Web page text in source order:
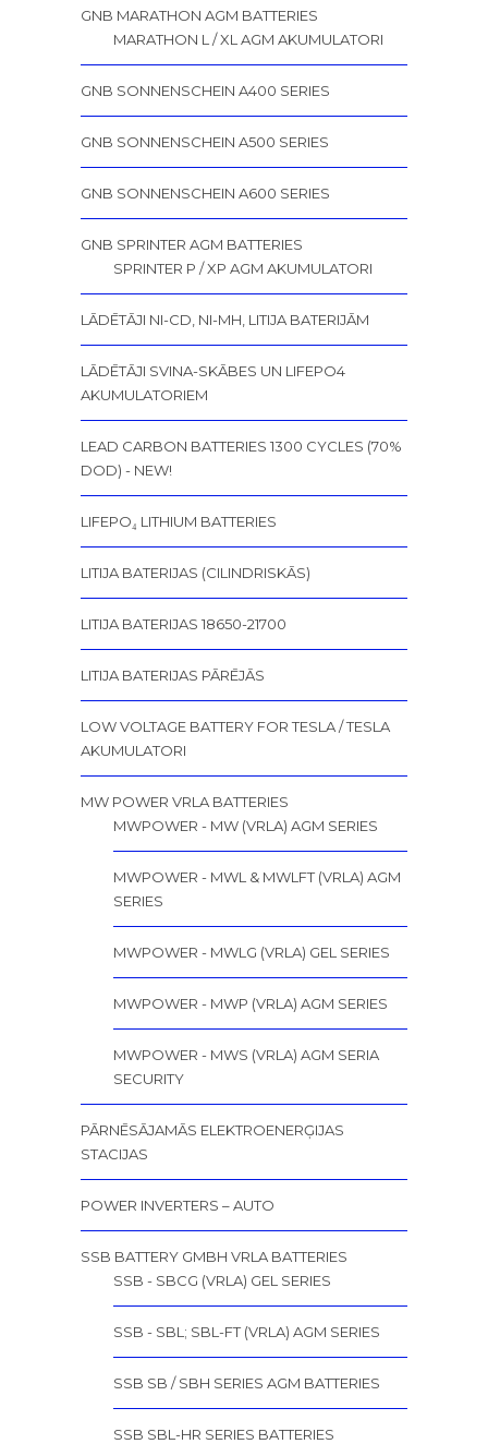
GNB MARATHON AGM BATTERIES
MARATHON L / XL AGM AKUMULATORI
GNB SONNENSCHEIN A400 SERIES
GNB SONNENSCHEIN A500 SERIES
GNB SONNENSCHEIN A600 SERIES
GNB SPRINTER AGM BATTERIES
SPRINTER P / XP AGM AKUMULATORI
LĀDĒTĀJI NI-CD, NI-MH, LITIJA BATERIJĀM
LĀDĒTĀJI SVINA-SKĀBES UN LIFEPO4
AKUMULATORIEM
LEAD CARBON BATTERIES 1300 CYCLES (70%
DOD) - NEW!
LIFEPO₄ LITHIUM BATTERIES
LITIJA BATERIJAS (CILINDRISKĀS)
LITIJA BATERIJAS 18650-21700
LITIJA BATERIJAS PĀRĒJĀS
LOW VOLTAGE BATTERY FOR TESLA / TESLA
AKUMULATORI
MW POWER VRLA BATTERIES
MWPOWER - MW (VRLA) AGM SERIES
MWPOWER - MWL & MWLFT (VRLA) AGM
SERIES
MWPOWER - MWLG (VRLA) GEL SERIES
MWPOWER - MWP (VRLA) AGM SERIES
MWPOWER - MWS (VRLA) AGM SERIA
SECURITY
PĀRNĒSĀJAMĀS ELEKTROENERĢIJAS
STACIJAS
POWER INVERTERS – AUTO
SSB BATTERY GMBH VRLA BATTERIES
SSB - SBCG (VRLA) GEL SERIES
SSB - SBL; SBL-FT (VRLA) AGM SERIES
SSB SB / SBH SERIES AGM BATTERIES
SSB SBL-HR SERIES BATTERIES